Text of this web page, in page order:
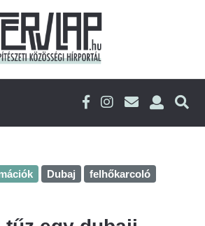
Dubaj
felhőkarcoló